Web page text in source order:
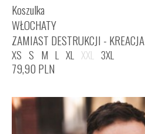
Koszulka
WŁOCHATY
ZAMIAST DESTRUKCJI - KREACJA
XS S M L XL XXL 3XL
79,90 PLN